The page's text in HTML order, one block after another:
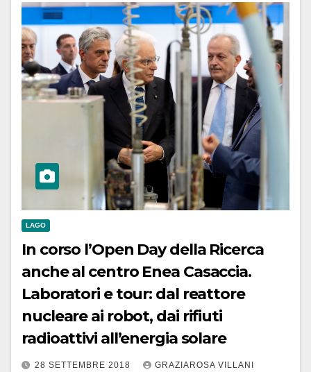
LAGO
In corso l’Open Day della Ricerca
anche al centro Enea Casaccia.
Laboratori e tour: dal reattore
nucleare ai robot, dai rifiuti
radioattivi all’energia solare
28 SETTEMBRE 2018 GRAZIAROSA VILLANI